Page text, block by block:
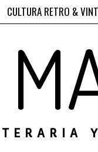
CULTURA RETRO &